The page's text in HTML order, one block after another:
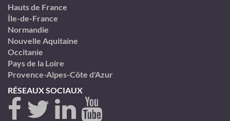
Hauts de France
Île-de-France
Normandie
Nouvelle Aquitaine
Occitanie
Pays de la Loire
Provence-Alpes-Côte d'Azur
RÉSEAUX SOCIAUX